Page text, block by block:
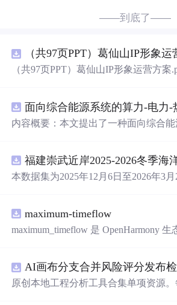
——到底了——
（共97页PPT）葛仙山IP形象
（共97页PPT）葛仙山IP形象运营方案
内容概要：本文提出了一种面向综合
与算力资源的协同优化问题，通过构
型，实现能源供给、负荷需求与计算
响应机制等关键技术，并融合粒子群算
优化器（GWO）等多种智能优化算法
不仅提供了核心算法实现，还整合了大
术资料库。; 适合人群：具备电力系统、能源系统建模或优
化算法基础，正在从事科研工作1-3年
员。; 使用场景及目标：①学习并复现综合能源系统中多能
本数据集为2025年12月6日至2026年3
水温等海洋水文要素的同步观测数据以
文件记录观测要素数据对应的质量标志
maximum-timeflow
maximum_timeflow 是 OpenHarmony
eOS-M 轻量设备与功能完整的 Linux
原创本地工程分析工具合集单项资源